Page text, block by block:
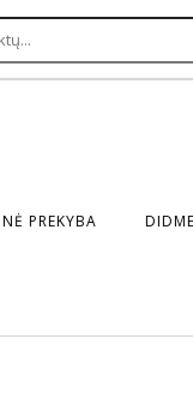
PREKYBA